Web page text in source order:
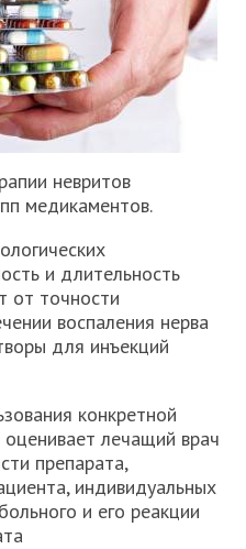
невритов
медикаментов.
и длительность
от точности
воспаления нерва
для инъекций
конкретной
лечащий врач
препарата,
индивидуальных
и его реакции